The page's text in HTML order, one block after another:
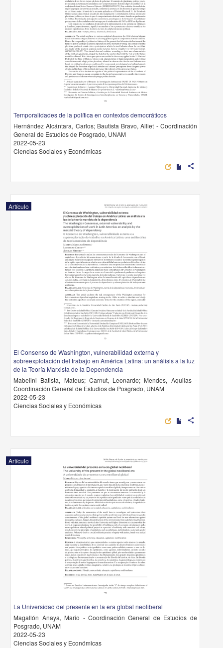
Temporalidades de la política en contextos democráticos
Hernández Alcántara, Carlos; Bautista Bravo, Alliet - Coordinación
General de Estudios de Posgrado, UNAM
2022-05-23
Ciencias Sociales y Económicas
share
Artículo
El Consenso de Washington, vulnerabilidad externa y
sobreexplotación del trabajo en América Latina: un análisis a la luz
de la Teoría Marxista de la Dependencia
Mabelini Batista, Mateus; Carnut, Leonardo; Mendes, Aquilas -
Coordinación General de Estudios de Posgrado, UNAM
2022-05-23
Ciencias Sociales y Económicas
share
Artículo
La Universidad del presente en la era global neoliberal
Magallón Anaya, Mario - Coordinación General de Estudios de
Posgrado, UNAM
2022-05-23
Ciencias Sociales y Económicas